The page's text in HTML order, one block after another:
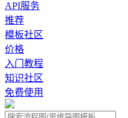
API服务
推荐
模板社区
价格
入门教程
知识社区
免费使用